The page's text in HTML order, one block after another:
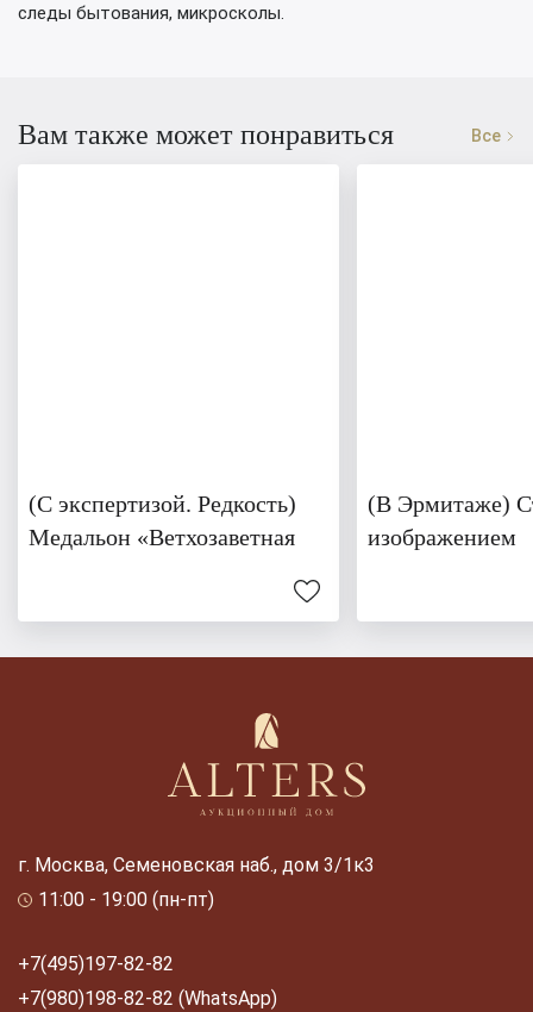
следы бытования, микросколы.
Вам также может понравиться Все
(С экспертизой. Редкость)
Медальон «Ветхозаветная
(В Эрмитаже)
изображением
г. Москва, Семеновская наб., дом 3/1к3
11:00 - 19:00 (пн-пт)
+7(495)197-82-82
+7(980)198-82-82 (WhatsApp)